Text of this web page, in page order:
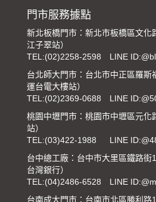
門市服務據點
新北板橋門市：新北市板橋區文化
江子翠站）
TEL:(02)2258-2598
LINE
台北師大門市：台北市中正區羅斯
運台電大樓站）
TEL:(02)2369-0688
LINE
桃園中壢門市：桃園市中壢區元化
站）
TEL:(03)422-1988
LINE
台中總工廠：台中市大里區鐵路街
台灣銀行）
TEL:(04)2486-6528
LINE
台南成大門市：台南市北區勝利路